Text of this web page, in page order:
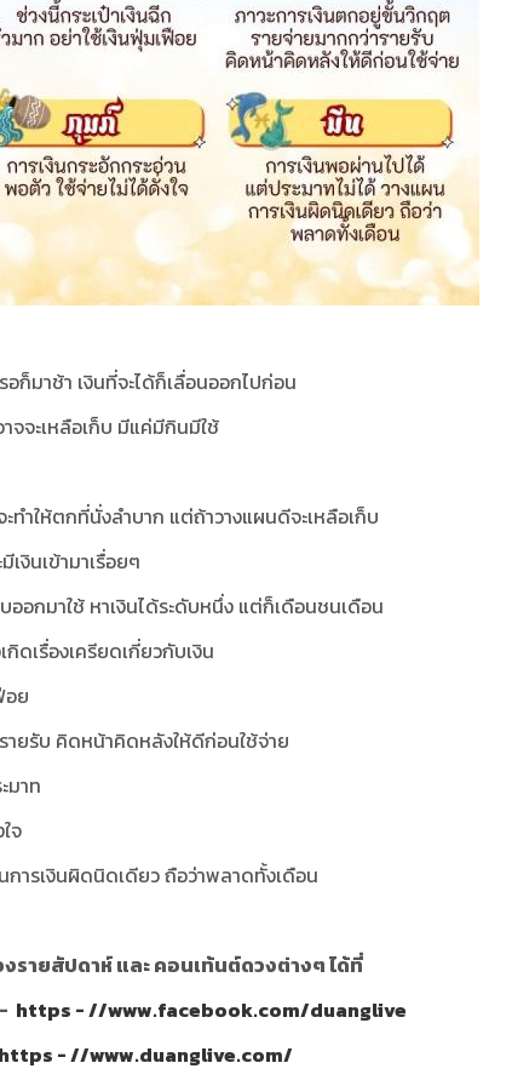
อก็มาช้า เงินที่จะได้ก็เลื่อนออกไปก่อน
จจะเหลือเก็บ มีแค่มีกินมีใช้
ะทำให้ตกที่นั่งลำบาก แต่ถ้าวางแผนดีจะเหลือเก็บ
งินเข้ามาเรื่อยๆ
ออกมาใช้ หาเงินได้ระดับหนึ่ง แต่ก็เดือนชนเดือน
ดเรื่องเครียดเกี่ยวกับเงิน
อย
ายรับ คิดหน้าคิดหลังให้ดีก่อนใช้จ่าย
มาท
จ
การเงินผิดนิดเดียว ถือว่าพลาดทั้งเดือน
รายสัปดาห์ และ คอนเท้นต์ดวงต่างๆ ได้ที่
https - //www.facebook.com/duanglive
https - //www.duanglive.com/